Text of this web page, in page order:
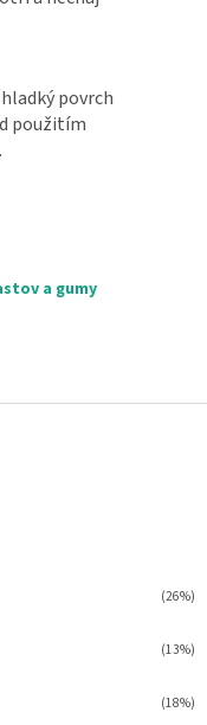
povrch
použitím
a gumy
(26%)
(13%)
(18%)